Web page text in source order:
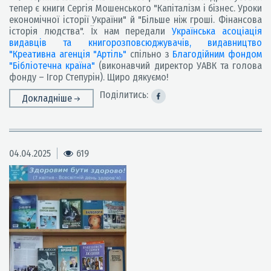
тепер є книги Сергія Мошенського "Капіталізм і бізнес. Уроки
економічної історії України" й "Більше ніж гроші. Фінансова
історія людства". Їх нам передалиУкраїнська асоціація
видавців та книгорозповсюджувачів, видавництво
"Креативна агенція "Артіль" спільно з Благодійним фондом
"Бібліотечна країна" (виконавчий директор УАВК та голова
фонду – Ігор Степурін). Щиро дякуємо!
Докладніше
Поділитись:
04.04.2025 619